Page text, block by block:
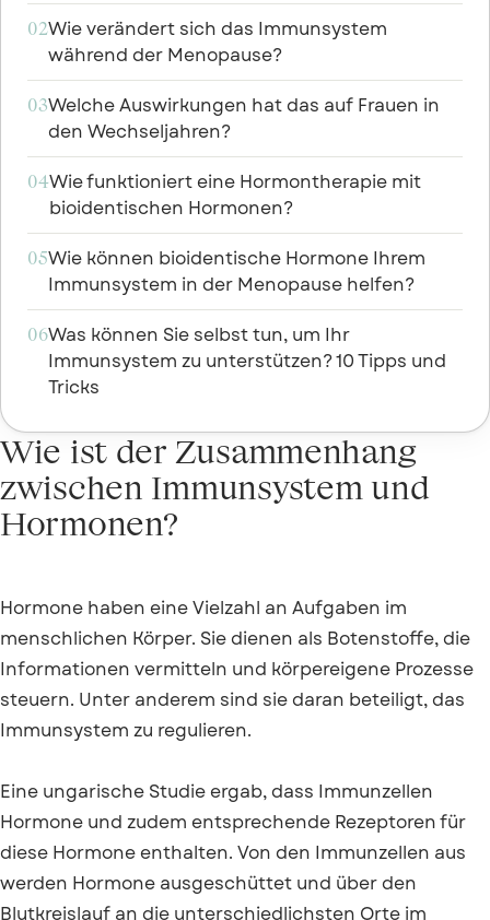
02Wie verändert sich das Immunsystem
während der Menopause?
03Welche Auswirkungen hat das auf Frauen in
den Wechseljahren?
04Wie funktioniert eine Hormontherapie mit
bioidentischen Hormonen?
05Wie können bioidentische Hormone Ihrem
Immunsystem in der Menopause helfen?
06Was können Sie selbst tun, um Ihr
Immunsystem zu unterstützen? 10 Tipps und
Tricks
Wie ist der Zusammenhang
zwischen Immunsystem und
Hormonen?
Hormone haben eine Vielzahl an Aufgaben im
menschlichen Körper. Sie dienen als Botenstoffe, die
Informationen vermitteln und körpereigene Prozesse
steuern. Unter anderem sind sie daran beteiligt, das
Immunsystem zu regulieren.
Eine ungarische Studie ergab, dass Immunzellen
Hormone und zudem entsprechende Rezeptoren für
diese Hormone enthalten. Von den Immunzellen aus
werden Hormone ausgeschüttet und über den
Blutkreislauf an die unterschiedlichsten Orte im